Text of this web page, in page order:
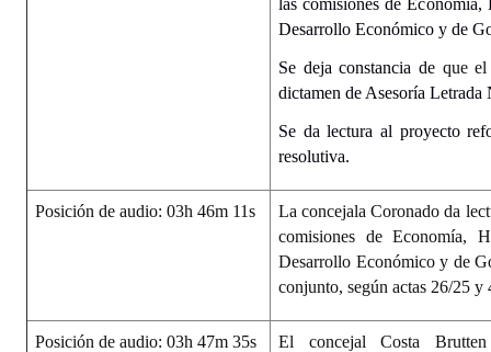
las comisiones de Economía,
Desarrollo Económico y de
Se deja constancia de que el
dictamen de Asesoría Letrada
Se da lectura al proyecto
resolutiva.
Posición de audio: 03h 46m 11s
La concejala Coronado da
comisiones de Economía,
Desarrollo Económico y de
conjunto, según actas 26/25 y
Posición de audio: 03h 47m 35s
El concejal Costa